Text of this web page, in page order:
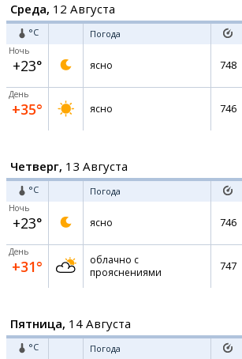
Среда, 12 Августа
°C Погода
Ночь
+23° ясно 748
День
+35° ясно 746
Четверг, 13 Августа
°C Погода
Ночь
+23° ясно 746
День
+31°
облачно с
прояснениями
747
Пятница, 14 Августа
°C Погода